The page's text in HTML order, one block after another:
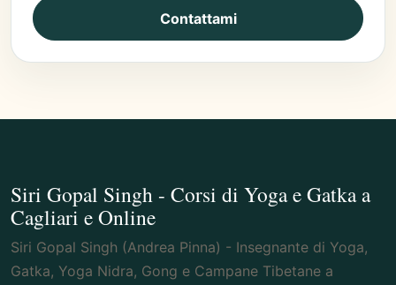
Contattami
Siri Gopal Singh - Corsi di Yoga e Gatka a
Cagliari e Online
Siri Gopal Singh (Andrea Pinna) - Insegnante di Yoga,
Gatka, Yoga Nidra, Gong e Campane Tibetane a